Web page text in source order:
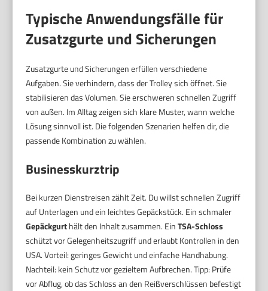
Typische Anwendungsfälle für
Zusatzgurte und Sicherungen
Zusatzgurte und Sicherungen erfüllen verschiedene
Aufgaben. Sie verhindern, dass der Trolley sich öffnet. Sie
stabilisieren das Volumen. Sie erschweren schnellen Zugriff
von außen. Im Alltag zeigen sich klare Muster, wann welche
Lösung sinnvoll ist. Die folgenden Szenarien helfen dir, die
passende Kombination zu wählen.
Businesskurztrip
Bei kurzen Dienstreisen zählt Zeit. Du willst schnellen Zugriff
auf Unterlagen und ein leichtes Gepäckstück. Ein schmaler
Gepäckgurthält den Inhalt zusammen. EinTSA-Schloss
schützt vor Gelegenheitszugriff und erlaubt Kontrollen in den
USA. Vorteil: geringes Gewicht und einfache Handhabung.
Nachteil: kein Schutz vor gezieltem Aufbrechen. Tipp: Prüfe
vor Abflug, ob das Schloss an den Reißverschlüssen befestigt